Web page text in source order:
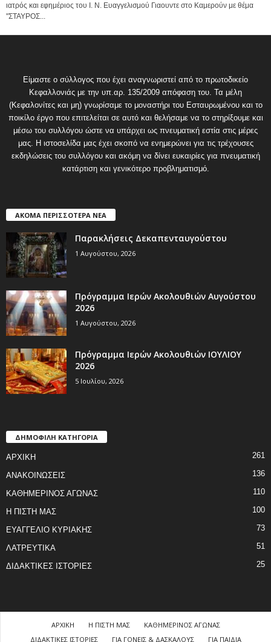
ιατρός και εφημέριος του Ι. Ν. Ευαγγελισμού Γιαουντε στο Καμερούν με θέμα
"ΣΤΑΥΡΟΣ...
Είμαστε ο σύλλογος που έχει αναγνωριστεί από το πρωτοδικείο
Κεφαλλονιάς με την υπ.αρ. 135/2009 απόφαση του. Τα μέλη
(Κεφαλονίτες και μη) γνωρίσαμε το μοναστήρι του Εσταυρωμένου και το
ποικίλο έργο που επιτελείται σε αυτό και θελήσαμε να το στηρίξουμε και
μέσω του συλλόγου ώστε να υπάρχει ως πνευματική εστία στις μέρες
μας. Η ιστοσελίδα μας έχει σκοπό να ενημερώνει για τις τρέχουσες
εκδηλώσεις του συλλόγου και ακόμη να δίνει ευκαιρίες για πνευματική
κατάρτιση και γενικότερο προβληματισμό.
ΑΚΟΜΑ ΠΕΡΙΣΣΟΤΕΡΑ ΝΕΑ
Παρακλήσεις Δεκαπενταυγούστου
1 Αυγούστου, 2026
Πρόγραμμα Ιερών Ακολουθιών Αυγούστου
2026
1 Αυγούστου, 2026
Πρόγραμμα Ιερών Ακολουθιών ΙΟΥΛΙΟΥ
2026
5 Ιουλίου, 2026
ΔΗΜΟΦΙΛΗ ΚΑΤΗΓΟΡΙΑ
ΑΡΧΙΚΗ 261
ΑΝΑΚΟΙΝΩΣΕΙΣ 136
ΚΑΘΗΜΕΡΙΝΟΣ ΑΓΩΝΑΣ 110
Η ΠΙΣΤΗ ΜΑΣ 100
ΕΥΑΓΓΕΛΙΟ ΚΥΡΙΑΚΗΣ 73
ΛΑΤΡΕΥΤΙΚΑ 51
ΔΙΔΑΚΤΙΚΕΣ ΙΣΤΟΡΙΕΣ 25
ΑΡΧΙΚΗ Η ΠΙΣΤΗ ΜΑΣ
ΚΑΘΗΜΕΡΙΝΟΣ ΑΓΩΝΑΣ
ΔΙΔΑΚΤΙΚΕΣ ΙΣΤΟΡΙΕΣ
ΓΙΑ ΓΟΝΕΙΣ & ΔΑΣΚΑΛΟΥΣ ΓΙΑ ΠΑΙΔΙΑ